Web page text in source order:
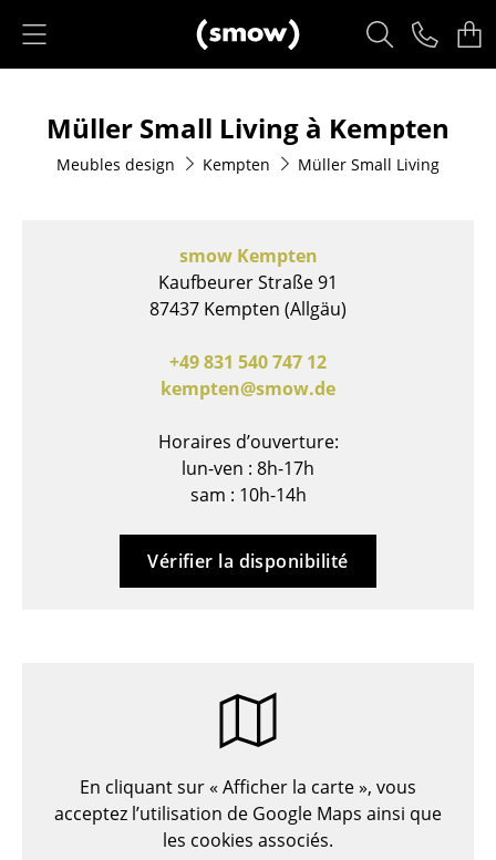
Sièges
Chaises de cuisine & salle à manger
Fauteuils lounge
Chaises cantilever
Chaises et Tabourets de bar
Bancs & Chaises longues
Chaises de conférence
Fauteuils de direction
Müller Small Living à Kempten
Meubles design Kempten Müller Small Living
smow Kempten
Kaufbeurer Straße 91
87437 Kempten (Allgäu)
+49 831 540 747 12
kempten@smow.de
Horaires d’ouverture:
lun-ven : 8h-17h
sam : 10h-14h
Vérifier la disponibilité
En cliquant sur « Afficher la carte », vous
acceptez l’utilisation de Google Maps ainsi que
les cookies associés.